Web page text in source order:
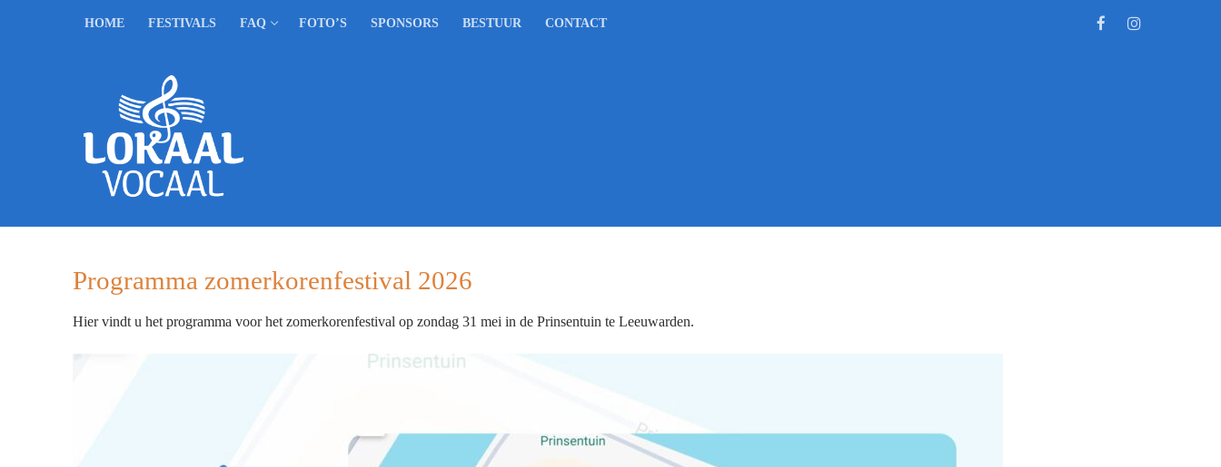
HOME FESTIVALS FAQ FOTO’S SPONSORS BESTUUR CONTACT
Programma zomerkorenfestival 2026
Hier vindt u het programma voor het zomerkorenfestival op zondag 31 mei in de Prinsentuin te Leeuwarden.